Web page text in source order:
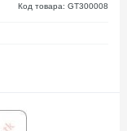
Код товара: GT300008